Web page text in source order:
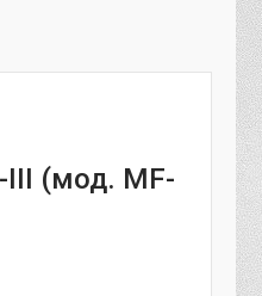
III (мод. MF-